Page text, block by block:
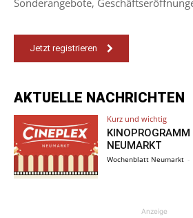
Jetzt registrieren
AKTUELLE NACHRICHTEN
Kurz und wichtig
KINOPROGRAMM
NEUMARKT
Wochenblatt Neumarkt -
Anzeige